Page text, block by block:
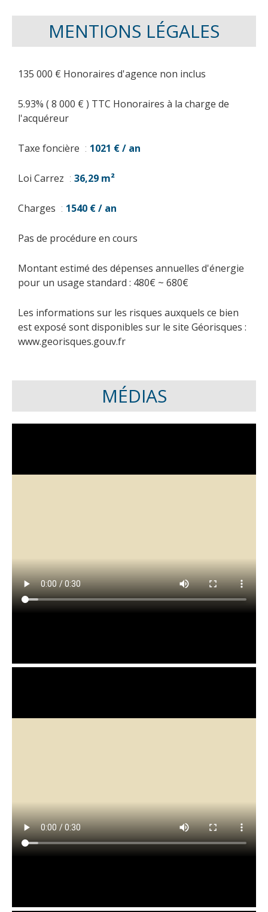
MENTIONS LÉGALES
135 000 € Honoraires d'agence non inclus
5.93% ( 8 000 € ) TTC Honoraires à la charge de
l'acquéreur
Taxe foncière 1021 € / an
Loi Carrez 36,29 m²
Charges 1540 € / an
Pas de procédure en cours
Montant estimé des dépenses annuelles d'énergie
pour un usage standard : 480€ ~ 680€
Les informations sur les risques auxquels ce bien
est exposé sont disponibles sur le site Géorisques :
www.georisques.gouv.fr
MÉDIAS